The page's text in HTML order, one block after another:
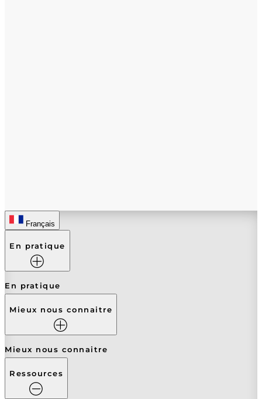
Français
En pratique
En pratique
Mieux nous connaitre
Mieux nous connaitre
Ressources